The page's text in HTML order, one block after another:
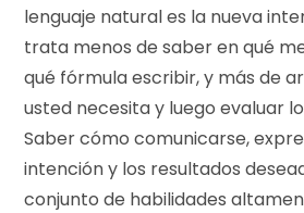
lenguaje natural es la nueva
trata menos de saber en qué
qué fórmula escribir, y más de
usted necesita y luego evaluar
Saber cómo comunicarse,
intención y los resultados
conjunto de habilidades